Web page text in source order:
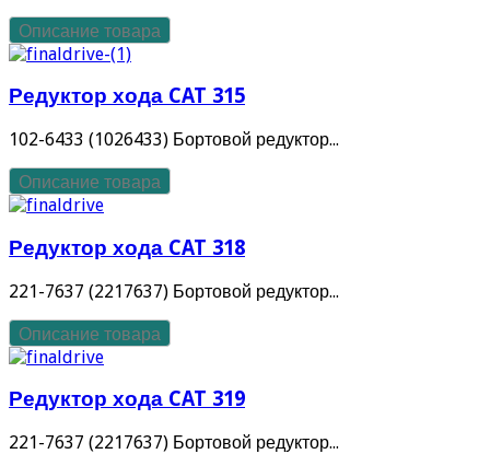
Описание товара
Редуктор хода CAT 315
102-6433 (1026433) Бортовой редуктор...
Описание товара
Редуктор хода CAT 318
221-7637 (2217637) Бортовой редуктор...
Описание товара
Редуктор хода CAT 319
221-7637 (2217637) Бортовой редуктор...